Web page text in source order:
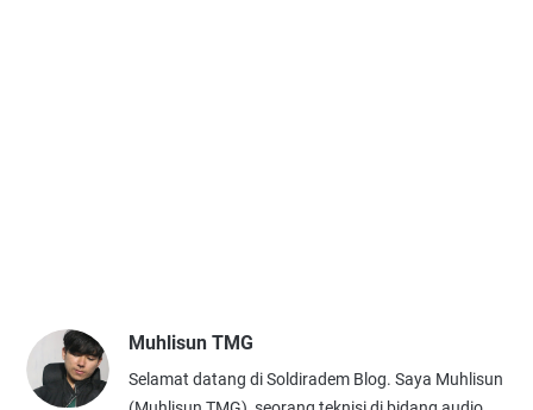
Muhlisun TMG
Selamat datang di Soldiradem Blog. Saya Muhlisun